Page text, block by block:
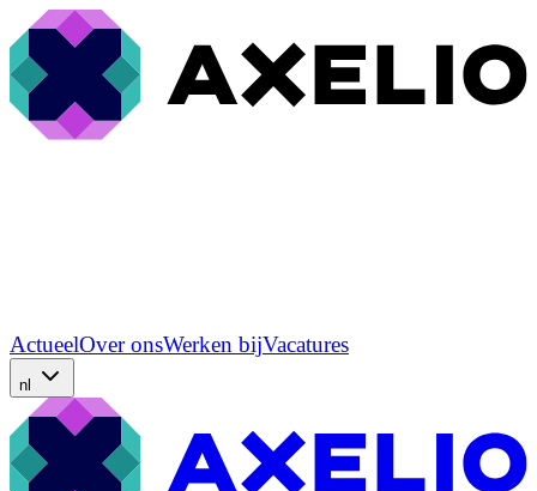
ActueelOver onsWerken bijVacatures
nl